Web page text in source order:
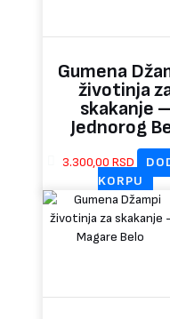
Gumena
životinja
skakanje –
Jednorog
3.300,00 RSD
KORPU